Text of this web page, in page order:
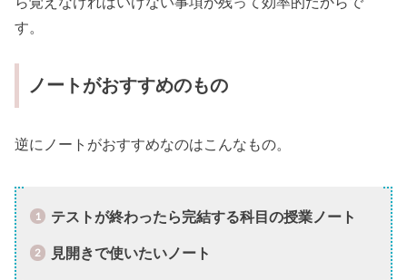
す。
ノートがおすすめのもの
逆にノートがおすすめなのはこんなもの。
テストが終わったら完結する科目の授業ノート
見開きで使いたいノート